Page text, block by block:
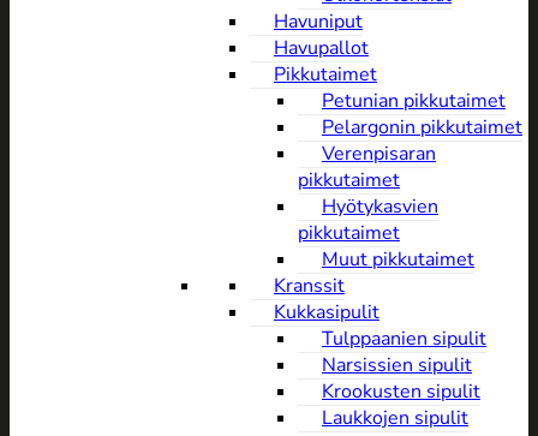
Havuniput
Havupallot
Pikkutaimet
Petunian pikkutaimet
Pelargonin pikkutaimet
Verenpisaran
pikkutaimet
Hyötykasvien
pikkutaimet
Muut pikkutaimet
Kranssit
Kukkasipulit
Tulppaanien sipulit
Narsissien sipulit
Krookusten sipulit
Laukkojen sipulit